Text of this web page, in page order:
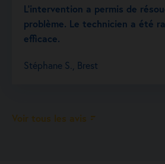
L’intervention a permis de
problème. Le technicien a été
efficace.
Stéphane S., Brest
Voir tous les avis